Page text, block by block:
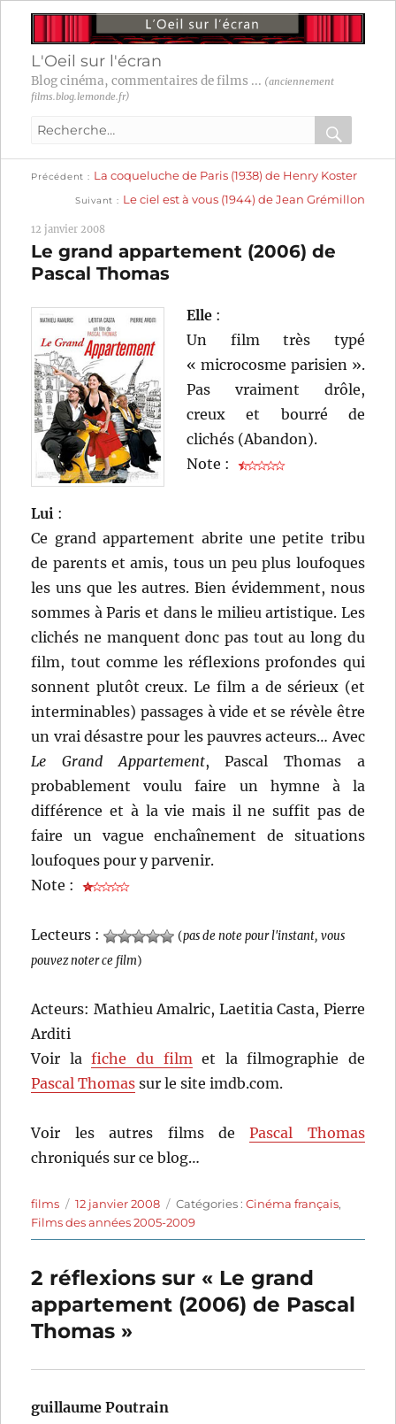
L'Oeil sur l'écran
Blog cinéma, commentaires de films ... (anciennement
films.blog.lemonde.fr)
Recherche
:
OK
Navigation
l’article
Précédent
précédente :
La coqueluche de Paris (1938) de Henry Koster
Suivant
suivante :
Le ciel est à vous (1944) de Jean Grémillon
12 janvier 2008
Le grand appartement (2006) de
Pascal Thomas
Elle :
Un film très typé
« microcosme parisien ».
Pas vraiment drôle,
creux et bourré de
clichés (Abandon).
Note :
Lui :
Ce grand appartement abrite une petite tribu
de parents et amis, tous un peu plus loufoques
les uns que les autres. Bien évidemment, nous
sommes à Paris et dans le milieu artistique. Les
clichés ne manquent donc pas tout au long du
film, tout comme les réflexions profondes qui
sonnent plutôt creux. Le film a de sérieux (et
interminables) passages à vide et se révèle être
un vrai désastre pour les pauvres acteurs… Avec
Le Grand Appartement, Pascal Thomas a
probablement voulu faire un hymne à la
différence et à la vie mais il ne suffit pas de
faire un vague enchaînement de situations
loufoques pour y parvenir.
Note :
Lecteurs : (pas de note pour l'instant, vous
pouvez noter ce film)
Acteurs: Mathieu Amalric, Laetitia Casta, Pierre
Arditi
Voir lafiche du filmet la filmographie de
Pascal Thomas sur le site imdb.com.
Voir les autres films dePascal Thomas
chroniqués sur ce blog…
Auteur
films
Publié
le
12 janvier 2008 Catégories
Catégories :Cinéma français,
Films des années 2005-2009
2 réflexions sur « Le grand
appartement (2006) de Pascal
Thomas »
guillaume Poutrain